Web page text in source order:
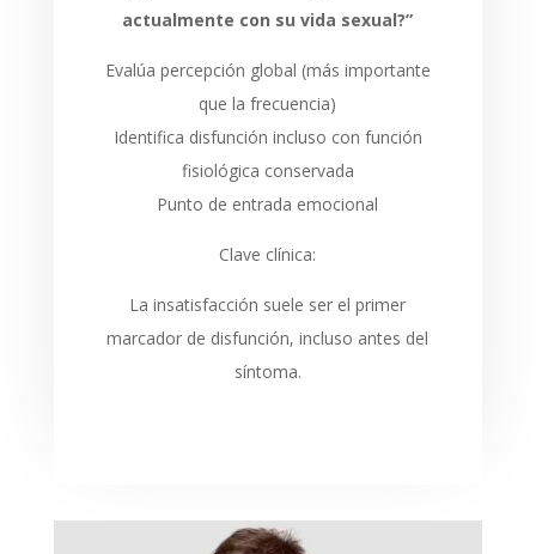
actualmente con su vida sexual?”
Evalúa percepción global (más importante
que la frecuencia)
Identifica disfunción incluso con función
fisiológica conservada
Punto de entrada emocional
Clave clínica:
La insatisfacción suele ser el primer
marcador de disfunción, incluso antes del
síntoma.